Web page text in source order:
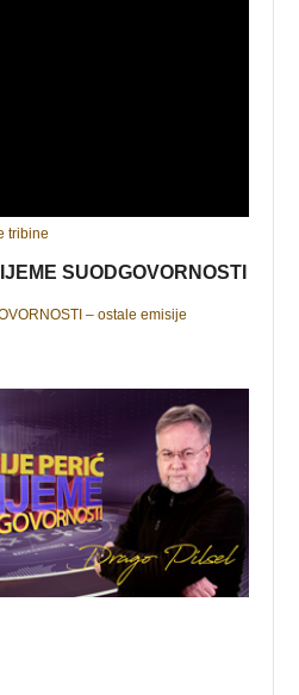
tribine
SUODGOVORNOSTI
– ostale emisije